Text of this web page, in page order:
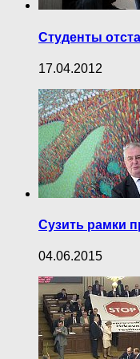
Студенты
17.04.2012
Сузить рамки
04.06.2015